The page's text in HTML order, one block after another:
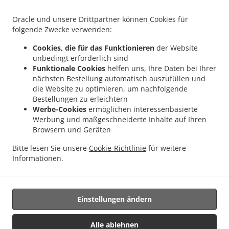
Oracle und unsere Drittpartner können Cookies für
folgende Zwecke verwenden:
Cookies, die für das Funktionieren der Website
unbedingt erforderlich sind
Funktionale Cookies helfen uns, Ihre Daten bei Ihrer
nächsten Bestellung automatisch auszufüllen und
die Website zu optimieren, um nachfolgende
Bestellungen zu erleichtern
Werbe-Cookies ermöglichen interessenbasierte
Werbung und maßgeschneiderte Inhalte auf Ihren
Browsern und Geräten
Bitte lesen Sie unsere Cookie-Richtlinie für weitere
Informationen.
Alle ablehnen
Einstellungen ändern
Rückingen
Indisches Essen Lieferservice Langenselbold Hüttengesäß
Indisches Essen Lieferservice Kahl am Main Großwelzheim
Indisches Essen Lieferservice Ronneburg Neuwiedermuß
.
Indisches Essen
Lieferservice Ronneburg . Indisches Essen Lieferservice Nidderau Ostheim . Indisches
Essen Lieferservice Nidderau Windecken . Indisches Essen Lieferservice Nidderau
Indisches Essen Lieferservice Hammersbach Marköbel . Indisches Essen Lieferservice
Hammersbach Hirzbach . Indisches Essen Lieferservice Hammersbach
Essen Lieferservice Hasselroth Neuenhaßlau
Indisches Essen Lieferservice
Hasselroth
. Indisches Essen Lieferservice Niederrodenbach Oberrodenbach
Freigericht Altenmittlau
Unterstützt von:
https://foodbooking-germany.de Web- und App Shop und
Kassensysteme für Gastronomie